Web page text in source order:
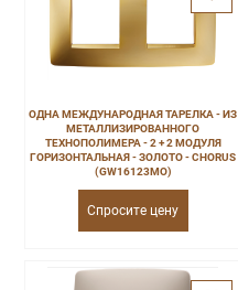
ОДНА МЕЖДУНАРОДНАЯ ТАРЕЛКА - ИЗ
МЕТАЛЛИЗИРОВАННОГО
ТЕХНОПОЛИМЕРА - 2 + 2 МОДУЛЯ
ГОРИЗОНТАЛЬНАЯ - ЗОЛОТО - CHORUS
(GW16123MO)
Спросите цену